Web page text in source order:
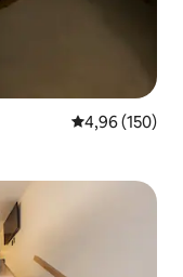
Средна
4,96 (150)